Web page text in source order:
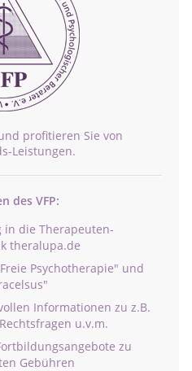
profitieren Sie von
Leistungen.
des VFP:
in die Therapeuten-
theralupa.de
Psychotherapie" und
Informationen zu z.B.
u.v.m.
zu
Gebühren